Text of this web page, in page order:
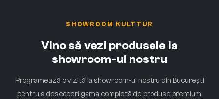
SHOWROOM KULTTUR
Vino să vezi produsele la
showroom-ul nostru
Programează o vizită la showroom-ul nostru din București
pentru a descoperi gama completă de produse premium.